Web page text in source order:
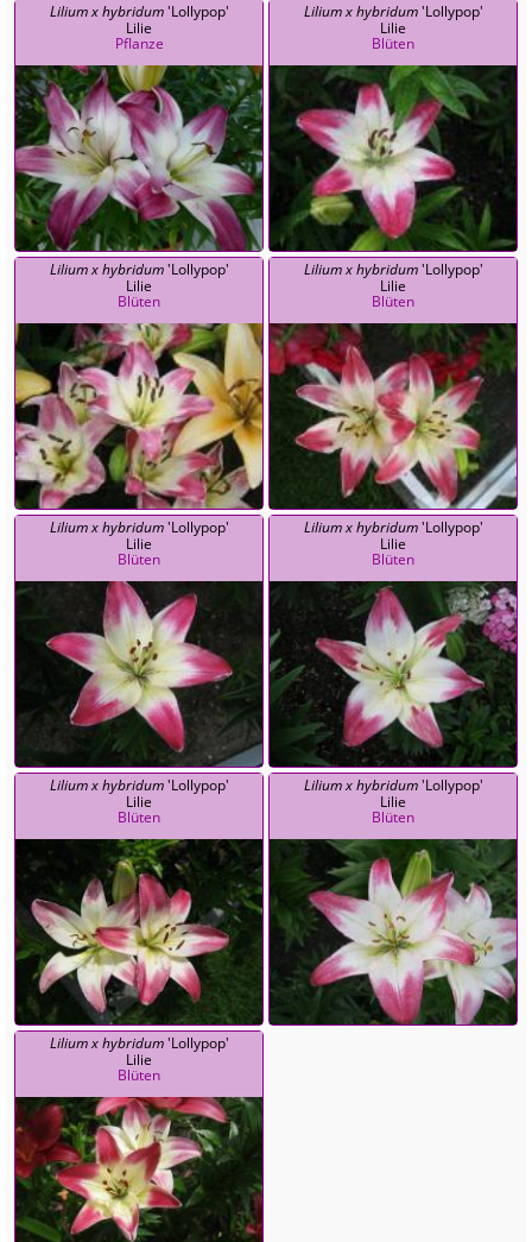
Lilium x hybridum'Lollypop'
Lilie
Pflanze
Lilium x hybridum'Lollypop'
Lilie
Blüten
Lilium x hybridum'Lollypop'
Lilie
Blüten
Lilium x hybridum'Lollypop'
Lilie
Blüten
Lilium x hybridum'Lollypop'
Lilie
Blüten
Lilium x hybridum'Lollypop'
Lilie
Blüten
Lilium x hybridum'Lollypop'
Lilie
Blüten
Lilium x hybridum'Lollypop'
Lilie
Blüten
Lilium x hybridum'Lollypop'
Lilie
Blüten